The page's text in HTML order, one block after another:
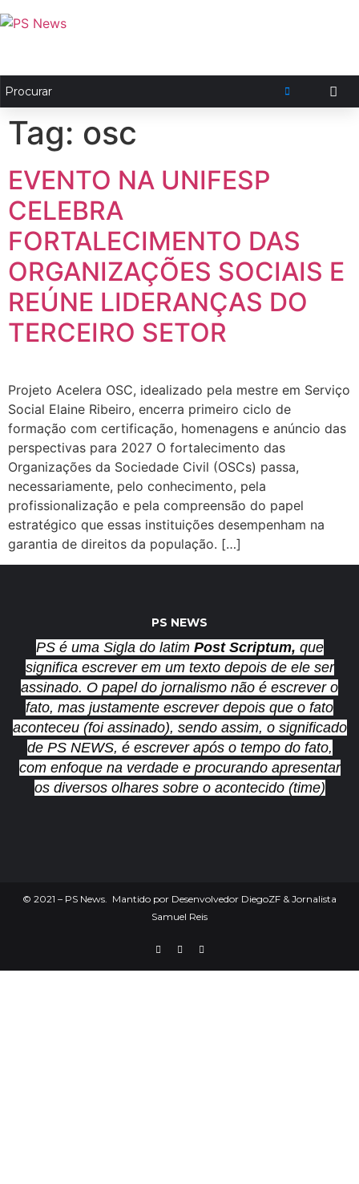
Tag: osc
EVENTO NA UNIFESP
CELEBRA
FORTALECIMENTO DAS
ORGANIZAÇÕES SOCIAIS E
REÚNE LIDERANÇAS DO
TERCEIRO SETOR
Projeto Acelera OSC, idealizado pela mestre em Serviço
Social Elaine Ribeiro, encerra primeiro ciclo de
formação com certificação, homenagens e anúncio das
perspectivas para 2027 O fortalecimento das
Organizações da Sociedade Civil (OSCs) passa,
necessariamente, pelo conhecimento, pela
profissionalização e pela compreensão do papel
estratégico que essas instituições desempenham na
garantia de direitos da população. […]
PS NEWS
PS é uma Sigla do latim Post Scriptum, que
significa escrever em um texto depois de ele ser
assinado. O papel do jornalismo não é escrever o
fato, mas justamente escrever depois que o fato
aconteceu (foi assinado), sendo assim, o significado
de PS NEWS, é escrever após o tempo do fato,
com enfoque na verdade e procurando apresentar
os diversos olhares sobre o acontecido (time)
© 2021 – PS News. Mantido por Desenvolvedor DiegoZF & Jornalista
Samuel Reis